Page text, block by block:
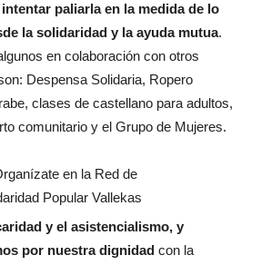
paliarla en la medida de lo
la solidaridad y la ayuda mutua.
en colaboración con otros
Despensa Solidaria, Ropero
clases de castellano para adultos,
comunitario y el Grupo de Mujeres.
y el asistencialismo, y
por nuestra dignidad con la